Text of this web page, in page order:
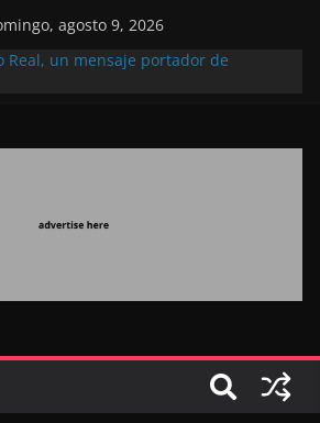
agosto 9, 2026
Real, un mensaje portador de
al servicio de los grandes proyectos de
gracias a una visión estratégica
consolidar la posición de Marruecos
mundial competitiva (politólogo